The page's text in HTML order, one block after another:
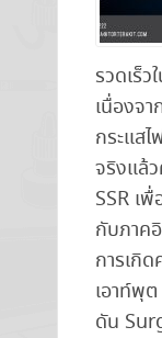
รวดเร็
เนื่องจ
กระแส
จริงแล้
SSR เ
กับภาค
การเกิ
เอาท์พุ
ดัน